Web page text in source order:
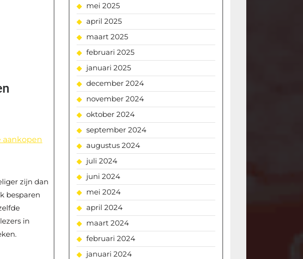
zijn dan
besparen
in
mei 2025
april 2025
maart 2025
februari 2025
januari 2025
december 2024
november 2024
oktober 2024
september 2024
augustus 2024
juli 2024
juni 2024
mei 2024
april 2024
maart 2024
februari 2024
januari 2024